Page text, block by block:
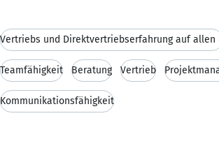
Vertriebs und Direktvertriebserfahrung auf allen
Teamfähigkeit Beratung Vertrieb
Kommunikationsfähigkeit